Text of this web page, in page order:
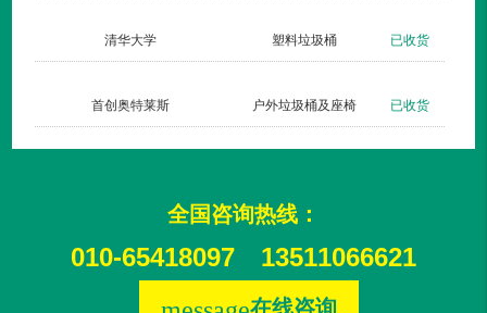
已收货
新款垃圾桶007三分类 已发货 首创奥特
全国咨询热线：
010-65418097 13511066621
在线咨询